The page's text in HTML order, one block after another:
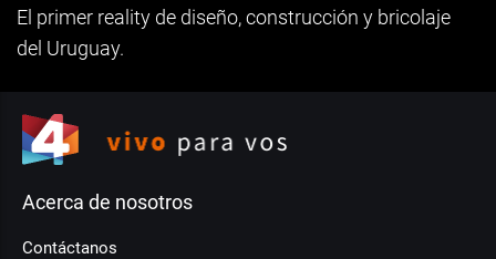
El primer reality de diseño, construcción y bricolaje
del Uruguay.
Acerca de nosotros
Contáctanos